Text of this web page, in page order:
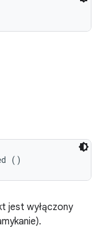
()
jest wyłączony